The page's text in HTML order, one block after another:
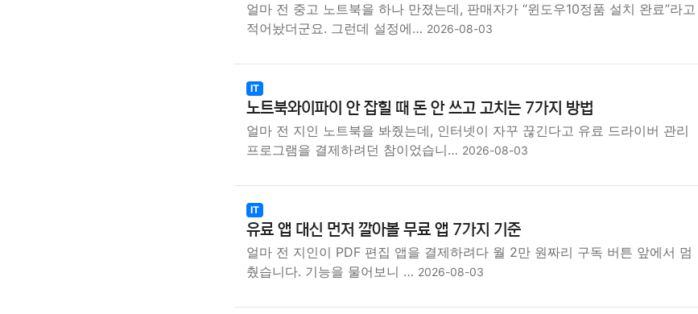
얼마 전 중고 노트북을 하나 만졌는데, 판매자가 “윈도우10정품 설치 완료”라고
적어놨더군요. 그런데 설정에… 2026-08-03
IT
노트북와이파이 안 잡힐 때 돈 안 쓰고 고치는 7가지 방법
얼마 전 지인 노트북을 봐줬는데, 인터넷이 자꾸 끊긴다고 유료 드라이버 관리
프로그램을 결제하려던 참이었습니… 2026-08-03
IT
유료 앱 대신 먼저 깔아볼 무료 앱 7가지 기준
얼마 전 지인이 PDF 편집 앱을 결제하려다 월 2만 원짜리 구독 버튼 앞에서 멈
췄습니다. 기능을 물어보니 … 2026-08-03